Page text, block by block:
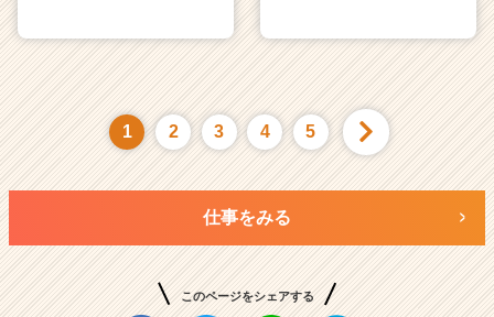
1 2 3 4 5
仕事をみる
このページをシェアする